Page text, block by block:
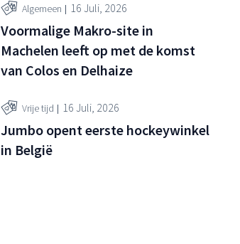
Algemeen 16 Juli, 2026
Voormalige Makro-site in
Machelen leeft op met de komst
van Colos en Delhaize
Vrije tijd 16 Juli, 2026
Jumbo opent eerste hockeywinkel
in België